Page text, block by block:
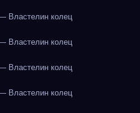
Властелин колец
Властелин колец
Властелин колец
Властелин колец